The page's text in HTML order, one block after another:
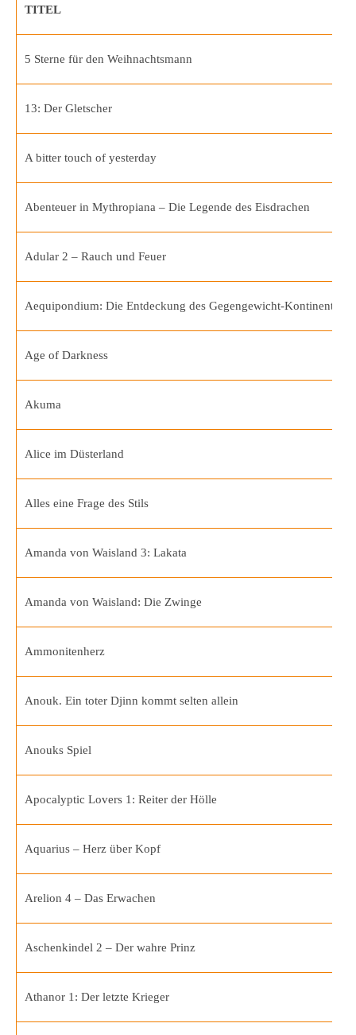
TITEL
5 Sterne für den Weihnachtsmann
13: Der Gletscher
A bitter touch of yesterday
Abenteuer in Mythropiana – Die Legende des Eisdrachen
Adular 2 – Rauch und Feuer
Aequipondium: Die Entdeckung des Gegengewicht-Kontinents
Age of Darkness
Akuma
Alice im Düsterland
Alles eine Frage des Stils
Amanda von Waisland 3: Lakata
Amanda von Waisland: Die Zwinge
Ammonitenherz
Anouk. Ein toter Djinn kommt selten allein
Anouks Spiel
Apocalyptic Lovers 1: Reiter der Hölle
Aquarius – Herz über Kopf
Arelion 4 – Das Erwachen
Aschenkindel 2 – Der wahre Prinz
Athanor 1: Der letzte Krieger